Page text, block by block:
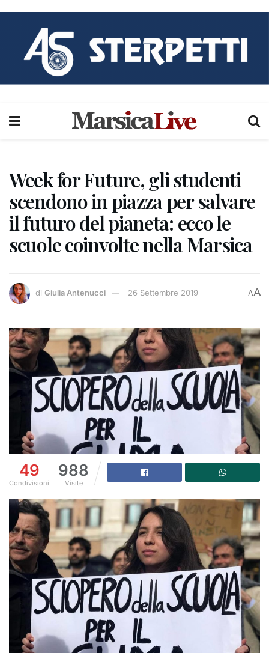
Week for Future, gli studenti
scendono in piazza per salvare
il futuro del pianeta: ecco le
scuole coinvolte nella Marsica
di Giulia Antenucci 26 Settembre 2019 AA
49
Condivisioni
988
Visite